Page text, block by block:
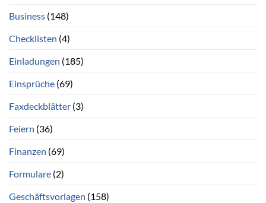
Business (148)
Checklisten (4)
Einladungen (185)
Einsprüche (69)
Faxdeckblätter (3)
Feiern (36)
Finanzen (69)
Formulare (2)
Geschäftsvorlagen (158)